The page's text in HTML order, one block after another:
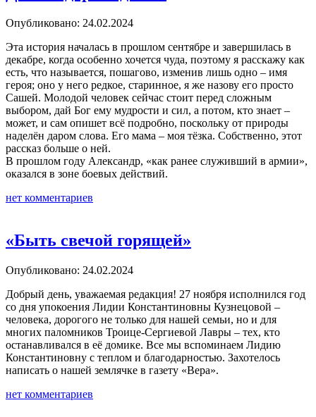
Опубликовано: 24.02.2024
Эта история началась в прошлом сентябре и завершилась в
декабре, когда особенно хочется чуда, поэтому я расскажу как
есть, что называется, пошагово, изменив лишь одно – имя
героя; оно у него редкое, старинное, я же назову его просто
Сашей. Молодой человек сейчас стоит перед сложным
выбором, дай Бог ему мудрости и сил, а потом, кто знает –
может, и сам опишет всё подробно, поскольку от природы
наделён даром слова. Его мама – моя тёзка. Собственно, этот
рассказ больше о ней.
В прошлом году Александр, «как ранее служивший в армии»,
оказался в зоне боевых действий.
нет комментариев
«Быть свечой горящей»
Опубликовано: 24.02.2024
Добрый день, уважаемая редакция! 27 ноября исполнился год
со дня упокоения Лидии Константиновны Кузнецовой –
человека, дорогого не только для нашей семьи, но и для
многих паломников Троице-Сергиевой Лавры – тех, кто
останавливался в её домике. Все мы вспоминаем Лидию
Константиновну с теплом и благодарностью. Захотелось
написать о нашей землячке в газету «Вера».
нет комментариев